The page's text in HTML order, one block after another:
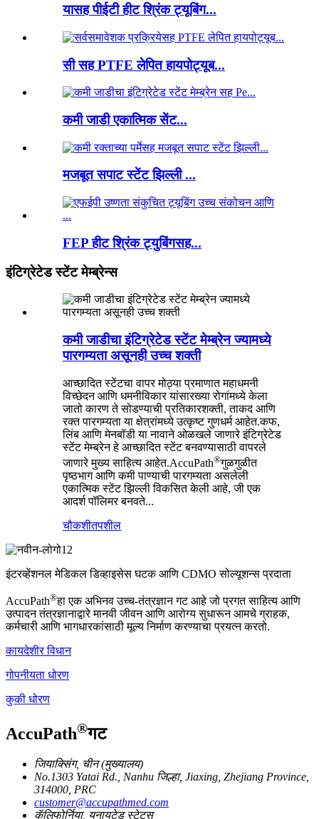
यासह पीईटी हीट श्रिंक ट्यूबिंग...
सी सह PTFE लेपित हायपोट्यूब...
कमी जाडी एकात्मिक सेंट...
मजबूत सपाट स्टेंट झिल्ली ...
FEP हीट श्रिंक ट्युबिंगसह...
इंटिग्रेटेड स्टेंट मेम्ब्रेन्स
कमी जाडीचा इंटिग्रेटेड स्टेंट मेम्ब्रेन ज्यामध्ये
पारगम्यता असूनही उच्च शक्ती
आच्छादित स्टेंटचा वापर मोठ्या प्रमाणात महाधमनी
विच्छेदन आणि धमनीविकार यांसारख्या रोगांमध्ये केला
जातो कारण ते सोडण्याची प्रतिकारशक्ती, ताकद आणि
रक्त पारगम्यता या क्षेत्रांमध्ये उत्कृष्ट गुणधर्म आहेत.कफ,
लिंब आणि मेनबॉडी या नावाने ओळखले जाणारे इंटिग्रेटेड
स्टेंट मेम्ब्रेन हे आच्छादित स्टेंट बनवण्यासाठी वापरले
जाणारे मुख्य साहित्य आहेत.AccuPath®गुळगुळीत
पृष्ठभाग आणि कमी पाण्याची पारगम्यता असलेली
एकात्मिक स्टेंट झिल्ली विकसित केली आहे, जी एक
आदर्श पॉलिमर बनवते...
चौकशीतपशील
इंटरव्हेंशनल मेडिकल डिव्हाइसेस घटक आणि CDMO सोल्यूशन्स प्रदाता
AccuPath®हा एक अभिनव उच्च-तंत्रज्ञान गट आहे जो प्रगत साहित्य आणि
उत्पादन तंत्रज्ञानाद्वारे मानवी जीवन आणि आरोग्य सुधारून आमचे ग्राहक,
कर्मचारी आणि भागधारकांसाठी मूल्य निर्माण करण्याचा प्रयत्न करतो.
कायदेशीर विधान
गोपनीयता धोरण
कुकी धोरण
AccuPath®गट
जियाक्सिंग, चीन (मुख्यालय)
No.1303 Yatai Rd., Nanhu जिल्हा, Jiaxing, Zhejiang Province,
314000, PRC
customer@accupathmed.com
कॅलिफोर्निया, युनायटेड स्टेट्स